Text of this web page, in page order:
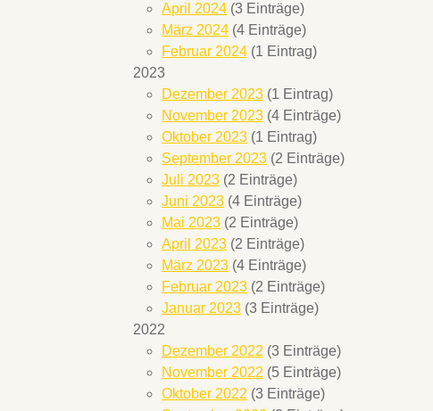
April 2024 (3 Einträge)
März 2024 (4 Einträge)
Februar 2024 (1 Eintrag)
2023
Dezember 2023 (1 Eintrag)
November 2023 (4 Einträge)
Oktober 2023 (1 Eintrag)
September 2023 (2 Einträge)
Juli 2023 (2 Einträge)
Juni 2023 (4 Einträge)
Mai 2023 (2 Einträge)
April 2023 (2 Einträge)
März 2023 (4 Einträge)
Februar 2023 (2 Einträge)
Januar 2023 (3 Einträge)
2022
Dezember 2022 (3 Einträge)
November 2022 (5 Einträge)
Oktober 2022 (3 Einträge)